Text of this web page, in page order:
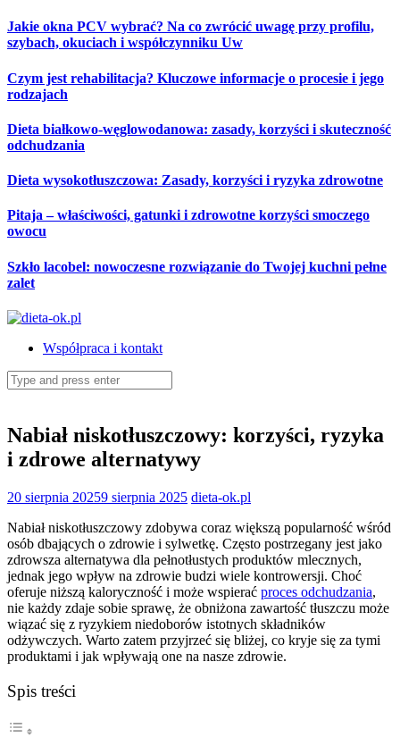
Skip
to
Jakie okna PCV wybrać? Na co zwrócić uwagę przy profilu,
szybach, okuciach i współczynniku Uw
Czym jest rehabilitacja? Kluczowe informacje o procesie i jego
rodzajach
Dieta białkowo-węglowodanowa: zasady, korzyści i skuteczność
odchudzania
Dieta wysokotłuszczowa: Zasady, korzyści i ryzyka zdrowotne
Pitaja – właściwości, gatunki i zdrowotne korzyści smoczego
owocu
Szkło lacobel: nowoczesne rozwiązanie do Twojej kuchni pełne
zalet
Współpraca i kontakt
Search
for:
Nabiał niskotłuszczowy: korzyści, ryzyka
i zdrowe alternatywy
20 sierpnia 20259 sierpnia 2025 dieta-ok.pl
Nabiał niskotłuszczowy zdobywa coraz większą popularność wśród
osób dbających o zdrowie i sylwetkę. Często postrzegany jest jako
zdrowsza alternatywa dla pełnotłustych produktów mlecznych,
jednak jego wpływ na zdrowie budzi wiele kontrowersji. Choć
oferuje niższą kaloryczność i może wspierać proces odchudzania,
nie każdy zdaje sobie sprawę, że obniżona zawartość tłuszczu może
wiązać się z ryzykiem niedoborów istotnych składników
odżywczych. Warto zatem przyjrzeć się bliżej, co kryje się za tymi
produktami i jak wpływają one na nasze zdrowie.
Spis treści